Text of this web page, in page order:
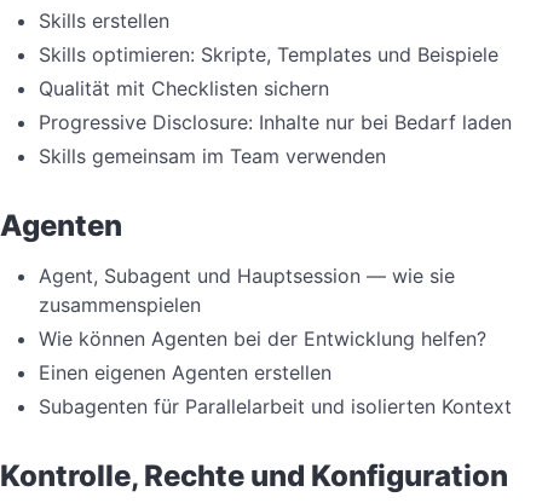
Skills erstellen
Skills optimieren: Skripte, Templates und Beispiele
Qualität mit Checklisten sichern
Progressive Disclosure: Inhalte nur bei Bedarf laden
Skills gemeinsam im Team verwenden
Agenten
Agent, Subagent und Hauptsession — wie sie
zusammenspielen
Wie können Agenten bei der Entwicklung helfen?
Einen eigenen Agenten erstellen
Subagenten für Parallelarbeit und isolierten Kontext
Kontrolle, Rechte und Konfiguration